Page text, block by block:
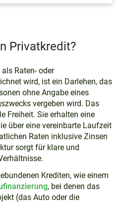
Privatkredit?
Raten- oder
wird, ist ein Darlehen, das
ohne Angabe eines
vergeben wird. Das
Freiheit. Sie erhalten eine
über eine vereinbarte Laufzeit
Raten inklusive Zinsen
sorgt für klare und
Krediten, wie einem
, bei denen das
(das Auto oder die